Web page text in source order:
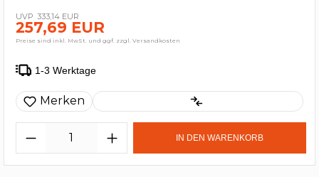
333,14 EUR
257,69 EUR
Preise sind inkl. MwSt. und ggf. zzgl. Versandkosten
1-3 Werktage
Merken
IN DEN WARENKORB